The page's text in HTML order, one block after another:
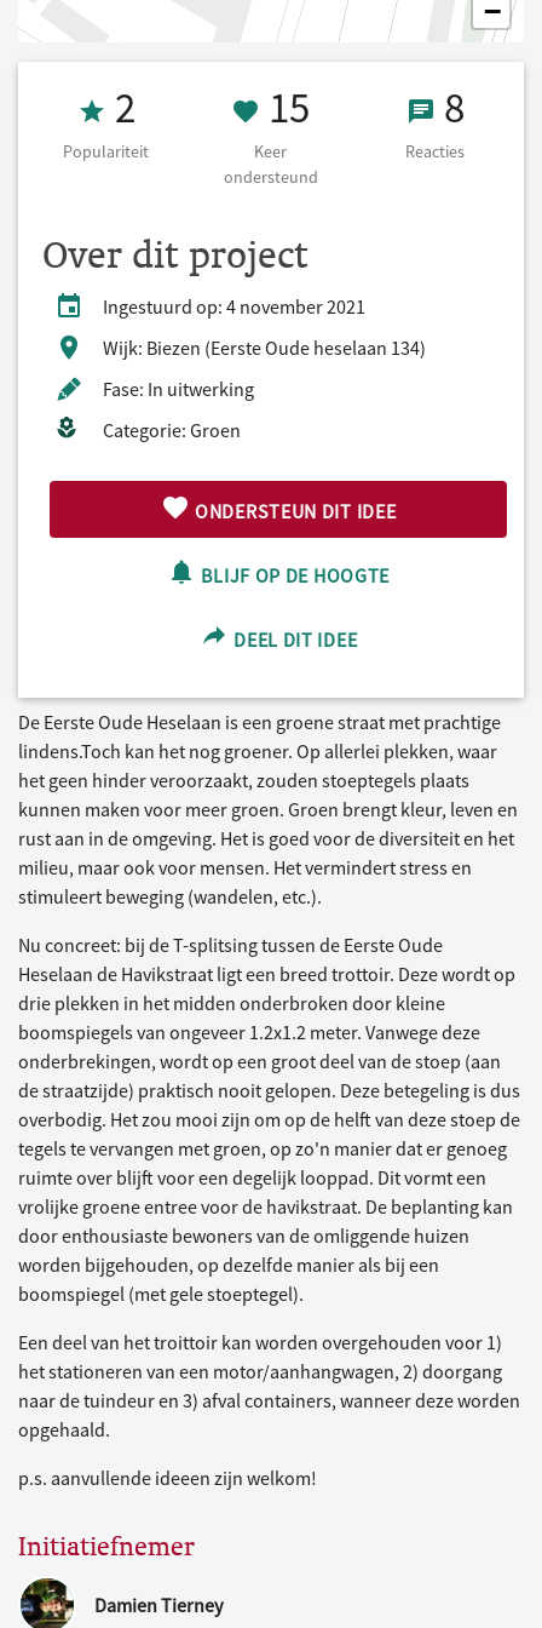
−
Populariteit 2
2
Populariteit
15 Keer
15
Keer
ondersteund
8 8
Reacties
Over dit project
Ingestuurd op: 4 november 2021
Wijk: Biezen (Eerste Oude heselaan 134)
Fase: In uitwerking
Categorie: Groen
ONDERSTEUN DIT IDEE
BLIJF OP DE HOOGTE
DEEL DIT IDEE
De Eerste Oude Heselaan is een groene straat met prachtige
lindens.Toch kan het nog groener. Op allerlei plekken, waar
het geen hinder veroorzaakt, zouden stoeptegels plaats
kunnen maken voor meer groen. Groen brengt kleur, leven en
rust aan in de omgeving. Het is goed voor de diversiteit en het
milieu, maar ook voor mensen. Het vermindert stress en
stimuleert beweging (wandelen, etc.).
Nu concreet: bij de T-splitsing tussen de Eerste Oude
Heselaan de Havikstraat ligt een breed trottoir. Deze wordt op
drie plekken in het midden onderbroken door kleine
boomspiegels van ongeveer 1.2x1.2 meter. Vanwege deze
onderbrekingen, wordt op een groot deel van de stoep (aan
de straatzijde) praktisch nooit gelopen. Deze betegeling is dus
overbodig. Het zou mooi zijn om op de helft van deze stoep de
tegels te vervangen met groen, op zo'n manier dat er genoeg
ruimte over blijft voor een degelijk looppad. Dit vormt een
vrolijke groene entree voor de havikstraat. De beplanting kan
door enthousiaste bewoners van de omliggende huizen
worden bijgehouden, op dezelfde manier als bij een
boomspiegel (met gele stoeptegel).
Een deel van het troittoir kan worden overgehouden voor 1)
het stationeren van een motor/aanhangwagen, 2) doorgang
naar de tuindeur en 3) afval containers, wanneer deze worden
opgehaald.
p.s. aanvullende ideeen zijn welkom!
Initiatiefnemer
Damien Tierney